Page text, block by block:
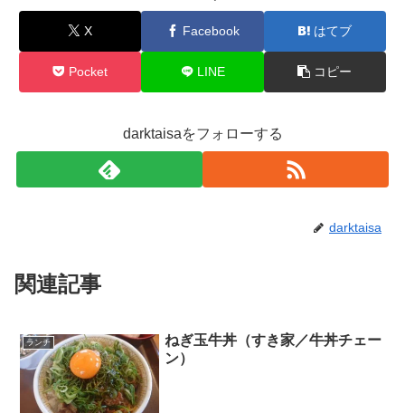
X Facebook はてブ
Pocket LINE コピー
darktaisaをフォローする
darktaisa
関連記事
ランチ
ねぎ玉牛丼（すき家／牛丼チェー
ン）